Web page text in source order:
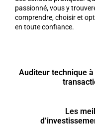
passionné, vous y
comprendre, choisir et
en toute confiance.
Auditeur technique
Les